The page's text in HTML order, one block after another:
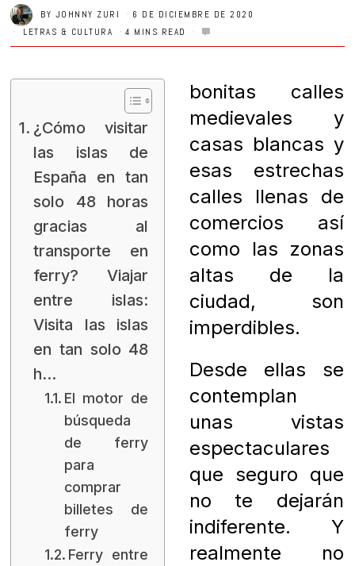
BY JOHNNY ZURI
6 DE DICIEMBRE DE 2020
LETRAS & CULTURA
4 MINS READ
¿Cómo visitar
las islas de
España en tan
solo 48 horas
gracias al
transporte en
ferry? Viajar
entre islas:
Visita las islas
en tan solo 48
h…
El motor de
búsqueda
de ferry
para
comprar
billetes de
ferry
Ferry entre
bonitas calles
medievales y
casas blancas y
esas estrechas
calles llenas de
comercios así
como las zonas
altas de la
ciudad, son
imperdibles.
Desde ellas se
contemplan
unas vistas
espectaculares
que seguro que
no te dejarán
indiferente. Y
realmente no